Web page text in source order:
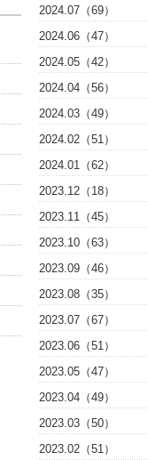
2024.07（69）
2024.06（47）
2024.05（42）
2024.04（56）
2024.03（49）
2024.02（51）
2024.01（62）
2023.12（18）
2023.11（45）
2023.10（63）
2023.09（46）
2023.08（35）
2023.07（67）
2023.06（51）
2023.05（47）
2023.04（49）
2023.03（50）
2023.02（51）